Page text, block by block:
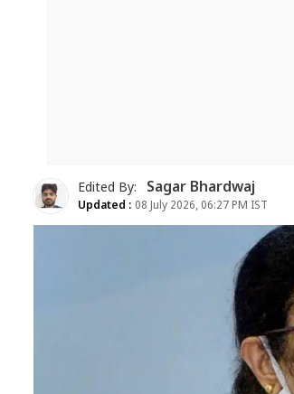
Edited By: Sagar Bhardwaj
Updated : 08 July 2026, 06:27 PM IST